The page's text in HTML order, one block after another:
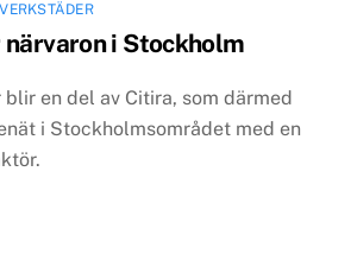
i Stockholm
en del av Citira, som därmed
i Stockholmsområdet med en